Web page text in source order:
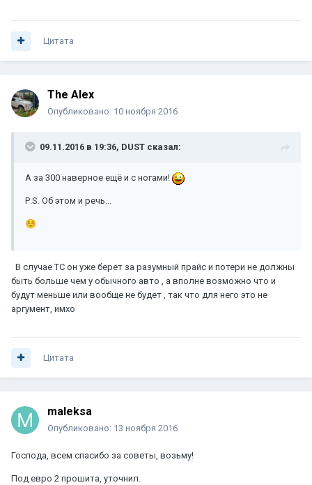
Цитата
The Alex
Опубликовано: 10 ноября 2016
09.11.2016 в 19:36, DUST сказал:
А за 300 наверное ещё и с ногами!
Р.S. Об этом и речь...
☺️
В случае ТС он уже берет за разумный прайс и потери не должны
быть больше чем у обычного авто , а вполне возможно что и
будут меньше или вообще не будет , так что для него это не
аргумент, имхо
Цитата
maleksa
Опубликовано: 13 ноября 2016
Господа, всем спасибо за советы, возьму!
Под евро 2 прошита, уточнил.